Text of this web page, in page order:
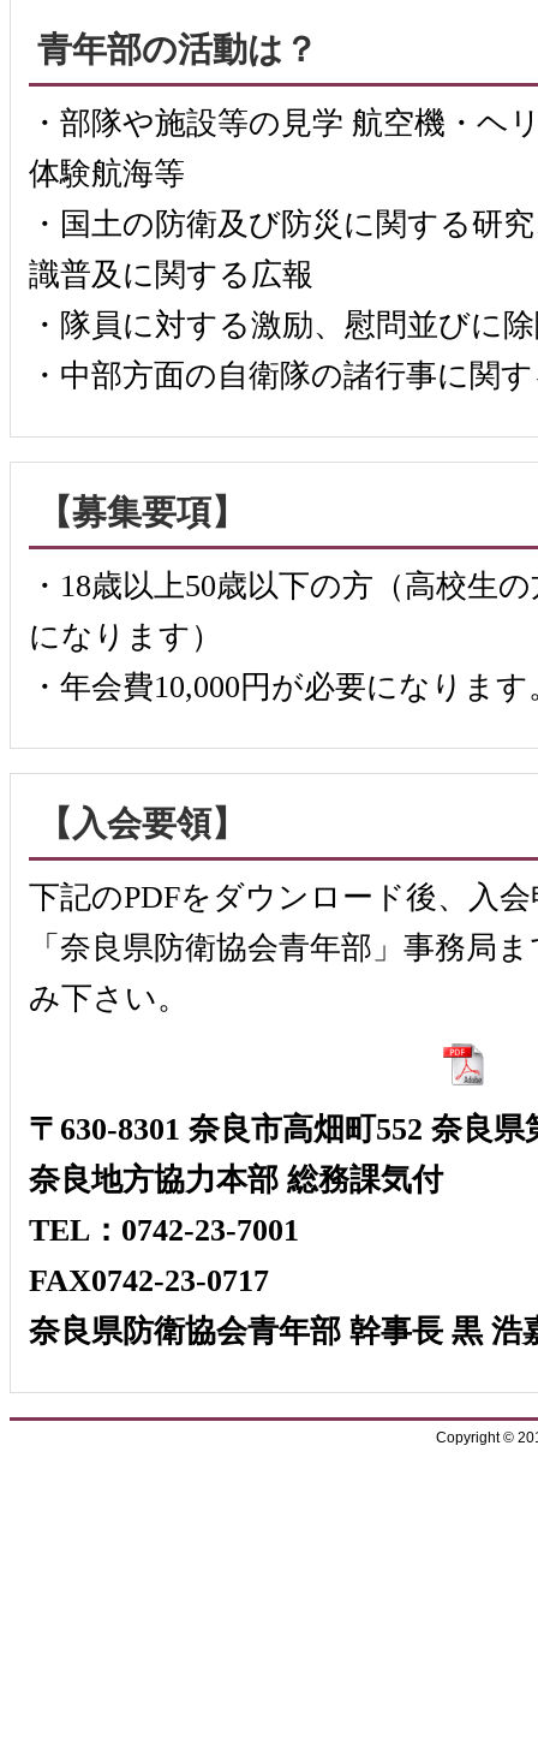
青年部の活動は？
・部隊や施設等の見学 航空機・
体験航海等
・国土の防衛及び防災に関する研
識普及に関する広報
・隊員に対する激励、慰問並びに
・中部方面の自衛隊の諸行事に関
【募集要項】
・18歳以上50歳以下の方（高校生
になります）
・年会費10,000円が必要になります
【入会要領】
下記のPDFをダウンロード後、入
「奈良県防衛協会青年部」事務局
み下さい。
〒630-8301 奈良市高畑町552 奈良
奈良地方協力本部 総務課気付
TEL：0742-23-7001
FAX0742-23-0717
奈良県防衛協会青年部 幹事長 黒 浩
Copyright ©